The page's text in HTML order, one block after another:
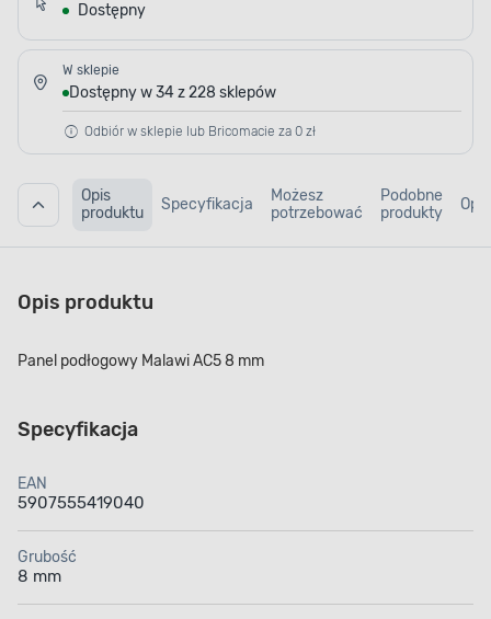
Dostępny
W sklepie
Dostępny w 34 z 228 sklepów
Odbiór w sklepie lub Bricomacie za 0 zł
Opis
produktu
Specyfikacja
Możesz
potrzebować
Podobne
produkty
Opis produktu
Panel podłogowy Malawi AC5 8 mm
Specyfikacja
EAN
5907555419040
Grubość
8 mm